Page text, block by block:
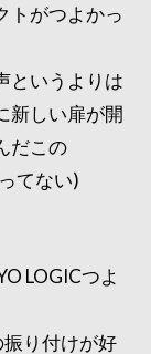
トがつよかっ
というよりは
新しい扉が開
だこの
てない)
LOGICつよ
振り付けが好